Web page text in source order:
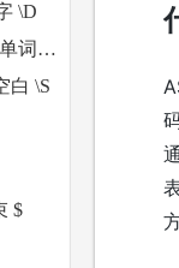
\D
匹配单词 \w 和非单词 \W
白 \S
$